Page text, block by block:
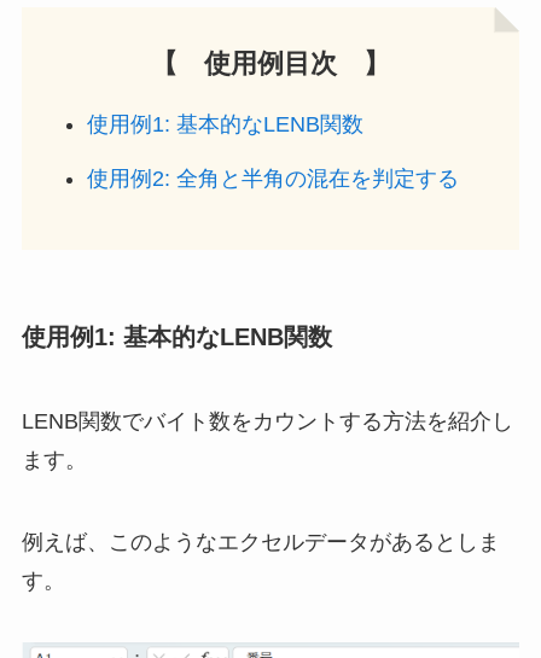
【 使用例目次 】
使用例1: 基本的なLENB関数
使用例2: 全角と半角の混在を判定する
使用例1: 基本的なLENB関数
LENB関数でバイト数をカウントする方法を紹介し
ます。
例えば、このようなエクセルデータがあるとしま
す。